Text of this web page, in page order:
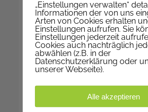
Mittwoch | 9-12 Uhr
Donnerstag | 17-19
Freitag | 9-12 Uhr
IN DEN FERIEN
Kanzleistunden in den
Sommerferien:
„Einstellungen verwalten“
Informationen der von uns
Arten von Cookies erhalten
Einstellungen aufrufen. Sie
Einstellungen jederzeit
Cookies auch nachträglich
abwählen (z.B. in der
Datenschutzerklärung oder
unserer Webseite).
Alle akzeptieren